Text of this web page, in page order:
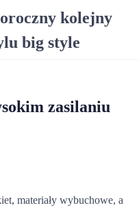
kolejny
big style
zasilaniu
materiały wybuchowe, a